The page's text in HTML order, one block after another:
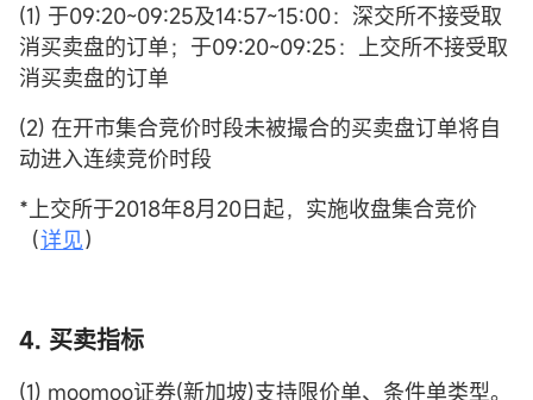
(1) 于09:20~09:25及14:57~15:00：深交所不接受取
消买卖盘的订单；于09:20~09:25：上交所不接受取
消买卖盘的订单
(2) 在开市集合竞价时段未被撮合的买卖盘订单将自
动进入连续竞价时段
*上交所于2018年8月20日起，实施收盘集合竞价
（详见）
4. 买卖指标
(1) moomoo证券(新加坡)支持限价单、条件单类型。